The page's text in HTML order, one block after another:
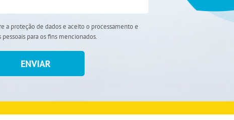
a proteção de dados e aceito o processamento e
para os fins mencionados.
ENVIAR